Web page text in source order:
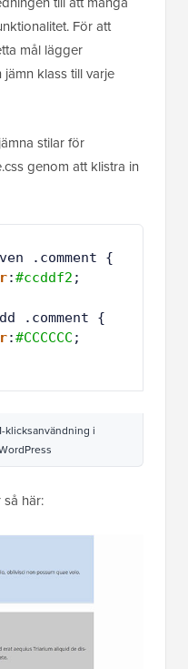
För att
mål lägger
klass till varje
genom att klistra in
:#ccddf2;
.comment {
: #CCCCCC;
klicksanvändning i
så här: